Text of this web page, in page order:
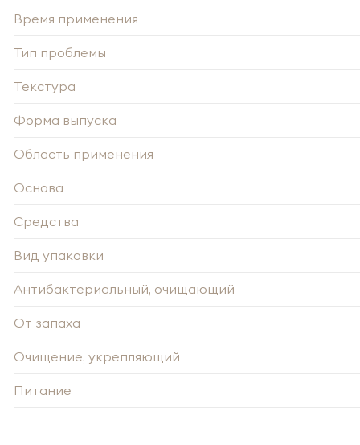
Время применения
Тип проблемы
Текстура
Форма выпуска
Область применения
Основа
Средства
Вид упаковки
Антибактериальный, очищающий
От запаха
Очищение, укрепляющий
Питание